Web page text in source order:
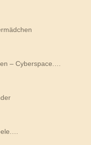
– Cyberspace.…